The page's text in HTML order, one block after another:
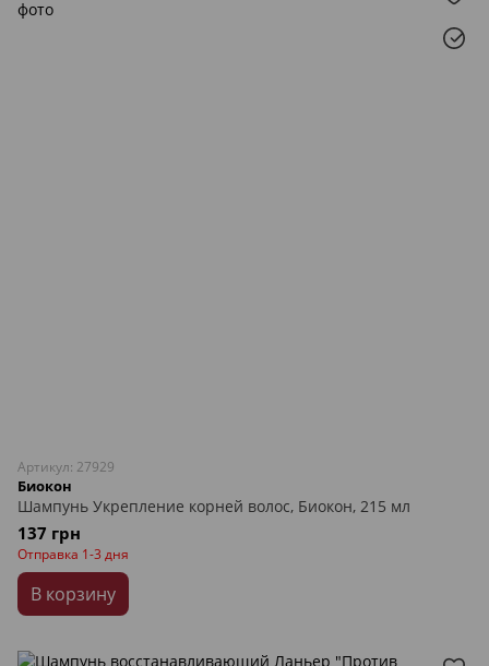
Артикул: 27929
Биокон
Шампунь Укрепление корней волос, Биокон, 215 мл
137 грн
Отправка 1-3 дня
В корзину